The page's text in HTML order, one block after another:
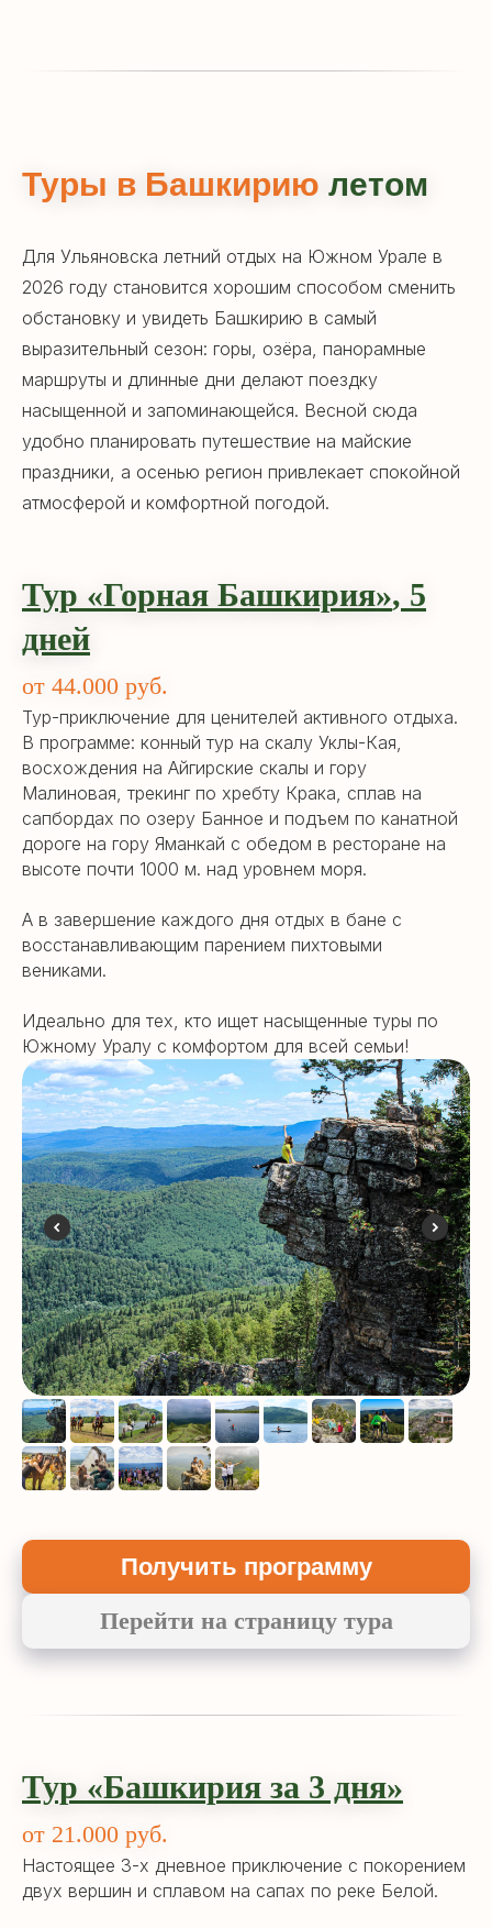
Туры в Башкирию летом
Для Ульяновска летний отдых на Южном Урале в
2026 году становится хорошим способом сменить
обстановку и увидеть Башкирию в самый
выразительный сезон: горы, озёра, панорамные
маршруты и длинные дни делают поездку
насыщенной и запоминающейся. Весной сюда
удобно планировать путешествие на майские
праздники, а осенью регион привлекает спокойной
атмосферой и комфортной погодой.
Тур «Горная Башкирия», 5
дней
от 44.000 руб.
Тур-приключение для ценителей активного отдыха.
В программе: конный тур на скалу Уклы-Кая,
восхождения на Айгирские скалы и гору
Малиновая, трекинг по хребту Крака, сплав на
сапбордах по озеру Банное и подъем по канатной
дороге на гору Яманкай с обедом в ресторане на
высоте почти 1000 м. над уровнем моря.
А в завершение каждого дня отдых в бане с
восстанавливающим парением пихтовыми
вениками.
Идеально для тех, кто ищет насыщенные туры по
Южному Уралу с комфортом для всей семьи!
Получить программу
Перейти на страницу тура
Тур «Башкирия за 3 дня»
от 21.000 руб.
Настоящее 3-х дневное приключение с покорением
двух вершин и сплавом на сапах по реке Белой.